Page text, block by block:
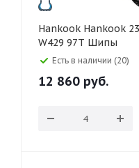
Hankook Hankook 235/45 R17 Winter i*Pike RS2
W429 97T Шипы
Есть в наличии (20)
12 860 руб.